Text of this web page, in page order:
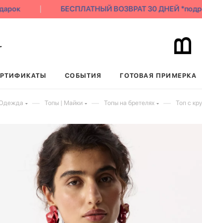
БЕСПЛАТНЫЙ ВОЗВРАТ 30 ДНЕЙ
СОБЫТИЯ ГОТОВАЯ ПРИМЕРКА
— Топы | Майки — Топы на бретелях — Топ с